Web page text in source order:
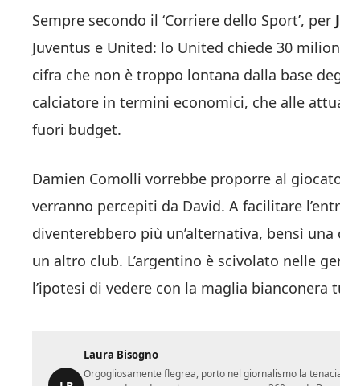
Sempre secondo il ‘Corriere dello Sport’, per
Juventus e United: lo United chiede 30
cifra che non è troppo lontana dalla base
calciatore in termini economici, che alle
fuori budget.
Damien Comolli vorrebbe proporre al
verranno percepiti da David. A facilitare
diventerebbero più un’alternativa, bensì una
un altro club. L’argentino è scivolato nelle
l’ipotesi di vedere con la maglia
Laura Bisogno
Orgogliosamente flegrea, porto nel giornalismo la